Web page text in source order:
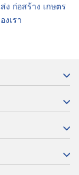
ก่อสร้าง เกษตร
เรา